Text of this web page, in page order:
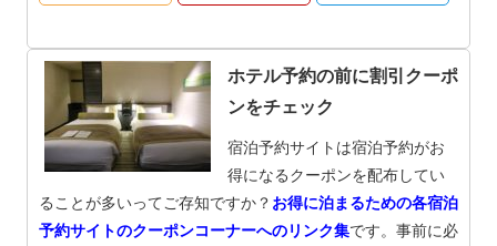
ホテル予約の前に割引クーポ
ンをチェック
宿泊予約サイトは宿泊予約がお
得になるクーポンを配布してい
ることが多いってご存知ですか？ お得に泊まるための各宿泊
予約サイトのクーポンコーナーへのリンク集です。事前に必